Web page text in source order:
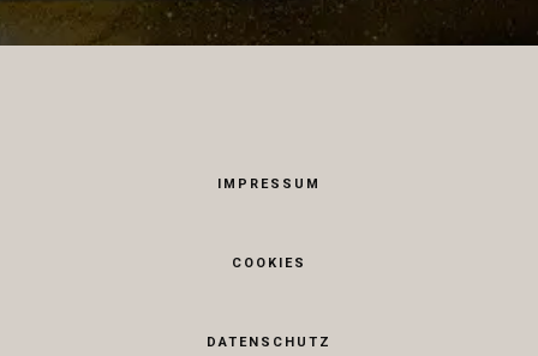
IMPRESSUM
COOKIES
DATENSCHUTZ